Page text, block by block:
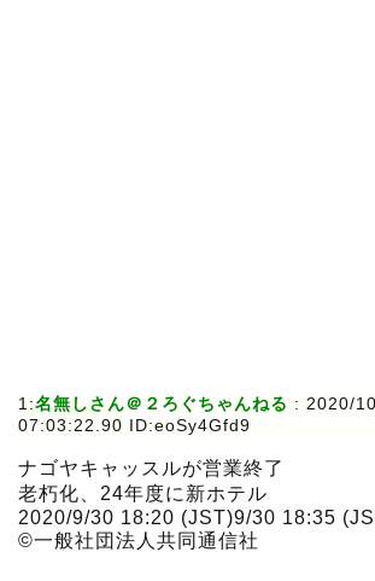
1:名無しさん＠２ろぐちゃんねる : 2020/
07:03:22.90 ID:eoSy4Gfd9
ナゴヤキャッスルが営業終了
老朽化、24年度に新ホテル
2020/9/30 18:20 (JST)9/30 18:35
©一般社団法人共同通信社